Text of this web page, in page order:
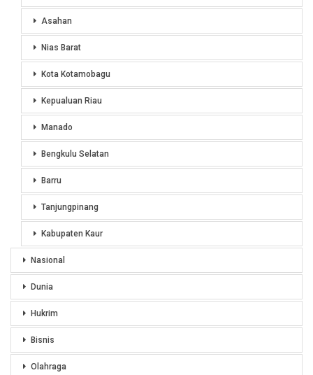
Asahan
Nias Barat
Kota Kotamobagu
Kepualuan Riau
Manado
Bengkulu Selatan
Barru
Tanjungpinang
Kabupaten Kaur
Nasional
Dunia
Hukrim
Bisnis
Olahraga